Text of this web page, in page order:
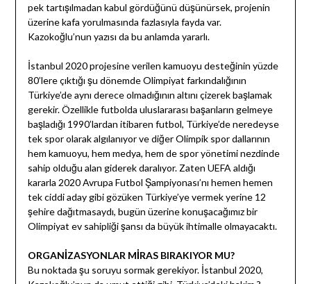
pek tartışılmadan kabul gördüğünü düşünürsek, projenin
üzerine kafa yorulmasında fazlasıyla fayda var.
Kazokoğlu’nun yazısı da bu anlamda yararlı.
İstanbul 2020 projesine verilen kamuoyu desteğinin yüzde
80’lere çıktığı şu dönemde Olimpiyat farkındalığının
Türkiye’de aynı derece olmadığının altını çizerek başlamak
gerekir. Özellikle futbolda uluslararası başarıların gelmeye
başladığı 1990’lardan itibaren futbol, Türkiye’de neredeyse
tek spor olarak algılanıyor ve diğer Olimpik spor dallarının
hem kamuoyu, hem medya, hem de spor yönetimi nezdinde
sahip olduğu alan giderek daralıyor. Zaten UEFA aldığı
kararla 2020 Avrupa Futbol Şampiyonası’nı hemen hemen
tek ciddi aday gibi gözüken Türkiye’ye vermek yerine 12
şehire dağıtmasaydı, bugün üzerine konuşacağımız bir
Olimpiyat ev sahipliği şansı da büyük ihtimalle olmayacaktı.
ORGANİZASYONLAR MİRAS BIRAKIYOR MU?
Bu noktada şu soruyu sormak gerekiyor. İstanbul 2020,